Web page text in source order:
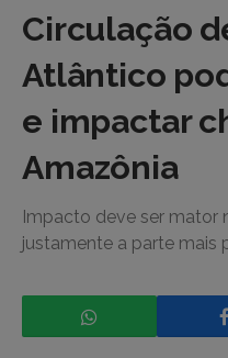
Circulação
Atlântico
e impactar
Amazônia
Impacto deve ser mator
justamente a parte mais